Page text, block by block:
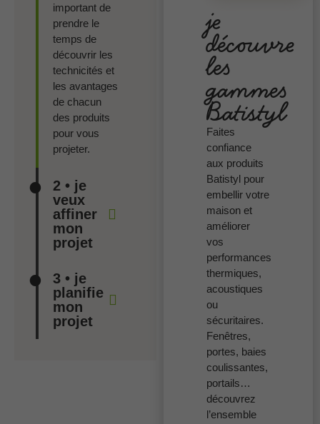
important de
prendre le
temps de
découvrir les
technicités et
les avantages
de chacun
des produits
pour vous
projeter.
2 • je
veux
affiner
mon
projet
3 • je
planifie
mon
projet
je
découvre
les
gammes
Batistyl
Faites
confiance
aux produits
Batistyl pour
embellir votre
maison et
améliorer
vos
performances
thermiques,
acoustiques
ou
sécuritaires.
Fenêtres,
portes, baies
coulissantes,
portails…
découvrez
l’ensemble